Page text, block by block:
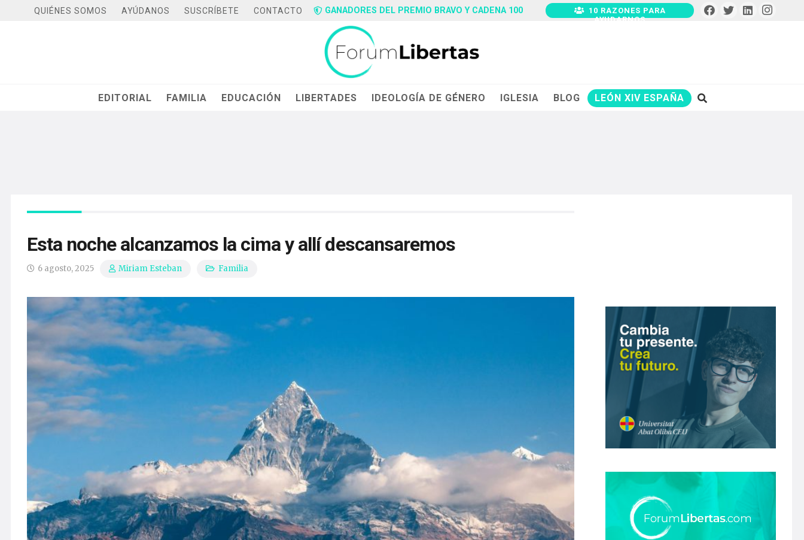
QUIÉNES SOMOS AYÚDANOS SUSCRÍBETE CONTACTO GANADORES DEL PREMIO BRAVO Y CADENA 100
10 RAZONES PARA
AYUDARNOS
EDITORIAL FAMILIA EDUCACIÓN LIBERTADES IDEOLOGÍA DE GÉNERO IGLESIA BLOG LEÓN XIV ESPAÑA
Esta noche alcanzamos la cima y allí descansaremos
6 agosto, 2025 Miriam Esteban Familia